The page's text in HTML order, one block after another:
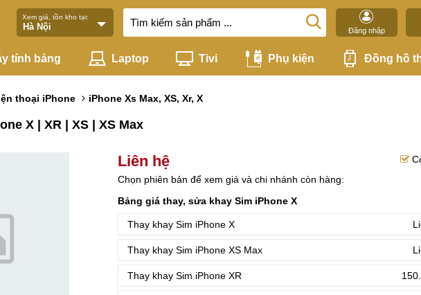
Xem giá, tồn kho tại:
Đăng nhập
tính bảng Laptop Tivi Phụ kiện Đồng hồ
thoại iPhone iPhone Xs Max, XS, Xr, X
X | XR | XS | XS Max
Liên hệ
Chọn phiên bản để xem giá và chi nhánh còn hàng:
Bảng giá thay, sửa khay Sim iPhone X
Thay khay Sim iPhone X
Thay khay Sim iPhone XS Max
Thay khay Sim iPhone XR